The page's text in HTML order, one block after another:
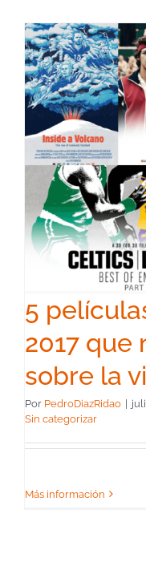
5
2017 que
sobre la
Por PedroDiazRidao
Sin categorizar
Más información